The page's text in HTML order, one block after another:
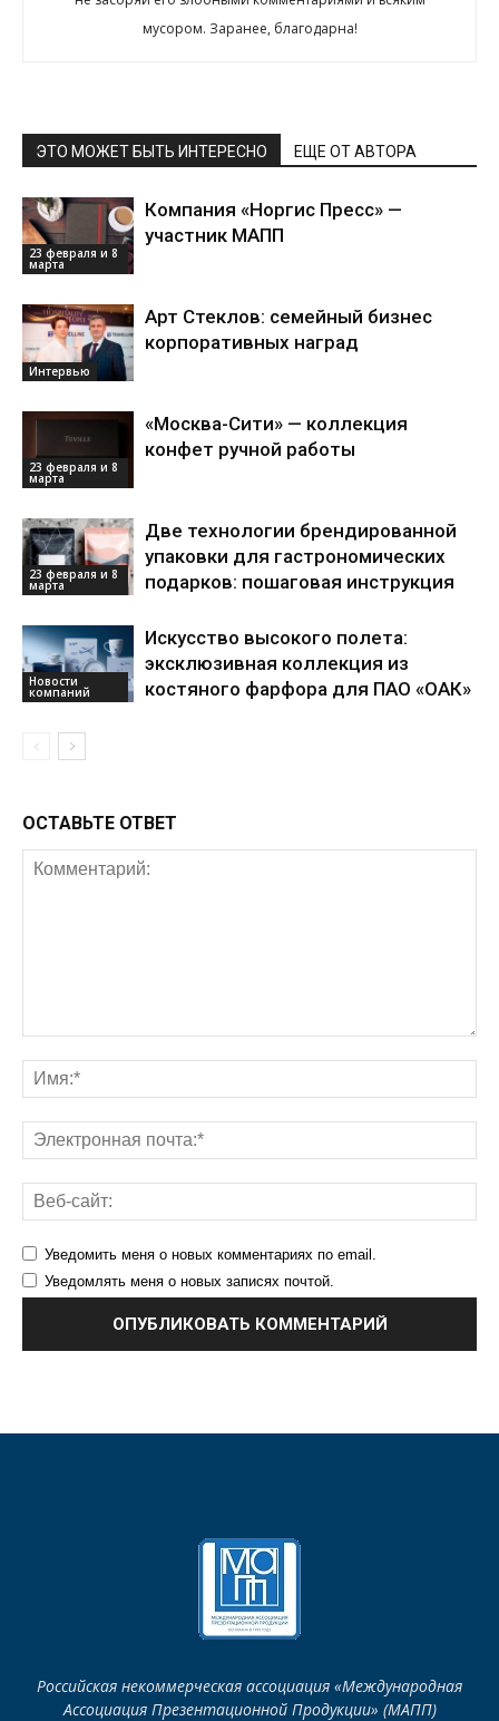
мусором. Заранее, благодарна!
ЭТО МОЖЕТ БЫТЬ ИНТЕРЕСНО ЕЩЕ ОТ АВТОРА
23 февраля и 8
марта
Компания «Норгис Пресс» —
участник МАПП
Интервью
Арт Стеклов: семейный бизнес
корпоративных наград
23 февраля и 8
марта
«Москва-Сити» — коллекция
конфет ручной работы
23 февраля и 8
марта
Две технологии брендированной
упаковки для гастрономических
подарков: пошаговая инструкция
Новости
компаний
Искусство высокого полета:
эксклюзивная коллекция из
костяного фарфора для ПАО «ОАК»
ОСТАВЬТЕ ОТВЕТ
Уведомить меня о новых комментариях по email.
Уведомлять меня о новых записях почтой.
Российская некоммерческая ассоциация «Международная
Ассоциация Презентационной Продукции» (МАПП)